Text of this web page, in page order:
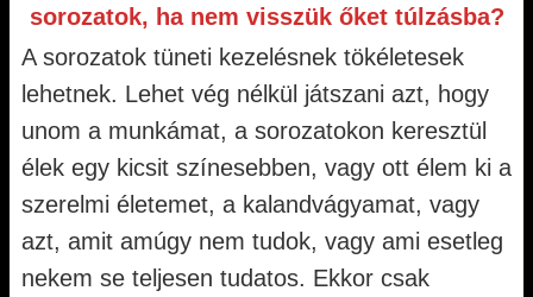
sorozatok, ha nem visszük őket túlzásba?
A sorozatok tüneti kezelésnek tökéletesek
lehetnek. Lehet vég nélkül játszani azt, hogy
unom a munkámat, a sorozatokon keresztül
élek egy kicsit színesebben, vagy ott élem ki a
szerelmi életemet, a kalandvágyamat, vagy
azt, amit amúgy nem tudok, vagy ami esetleg
nekem se teljesen tudatos. Ekkor csak